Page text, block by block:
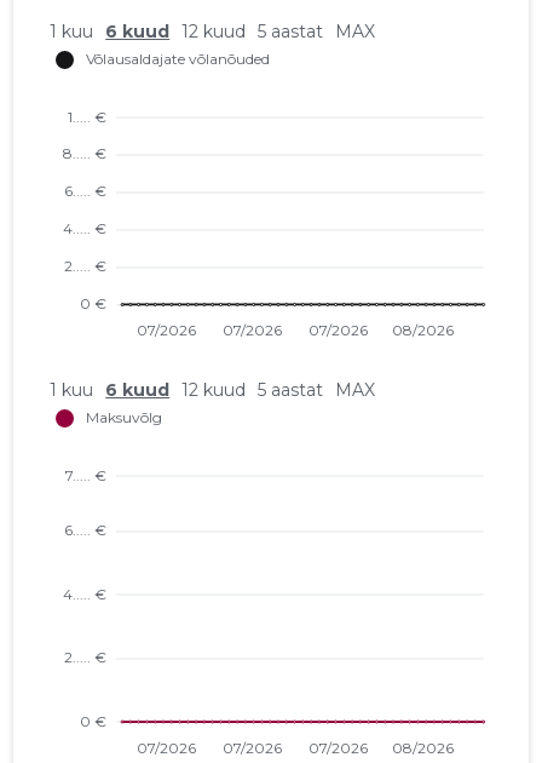
1 kuu 6 kuud 12 kuud 5 aastat MAX
1 kuu 6 kuud 12 kuud 5 aastat MAX